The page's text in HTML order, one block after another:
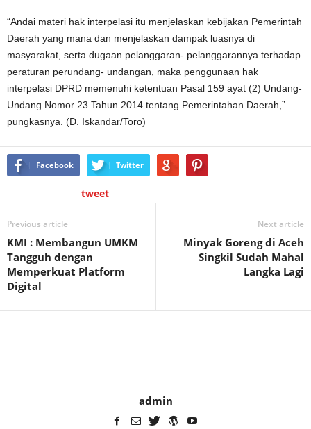
“Andai materi hak interpelasi itu menjelaskan kebijakan Pemerintah
Daerah yang mana dan menjelaskan dampak luasnya di
masyarakat, serta dugaan pelanggaran- pelanggarannya terhadap
peraturan perundang- undangan, maka penggunaan hak
interpelasi DPRD memenuhi ketentuan Pasal 159 ayat (2) Undang-
Undang Nomor 23 Tahun 2014 tentang Pemerintahan Daerah,”
pungkasnya. (D. Iskandar/Toro)
Facebook Twitter
tweet
Previous article
KMI : Membangun UMKM
Tangguh dengan
Memperkuat Platform
Digital
Next article
Minyak Goreng di Aceh
Singkil Sudah Mahal
Langka Lagi
admin